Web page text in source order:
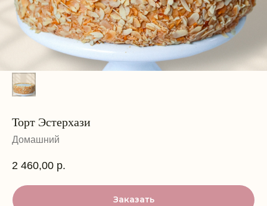
Торт Эстерхази
Домашний
2 460,00 р.
Заказать